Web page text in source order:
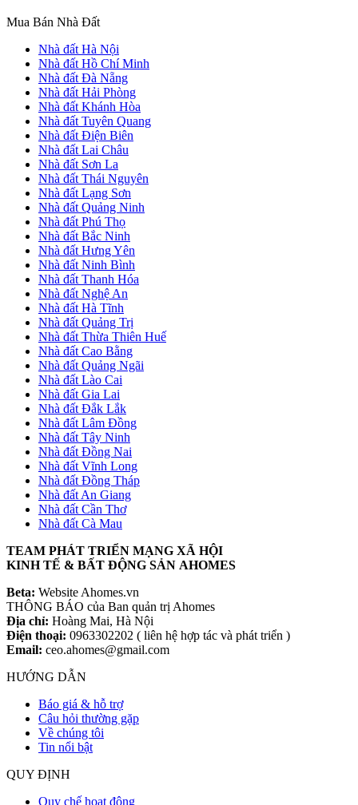
Mua Bán Nhà Đất
Nhà đất Hà Nội
Nhà đất Hồ Chí Minh
Nhà đất Đà Nẵng
Nhà đất Hải Phòng
Nhà đất Khánh Hòa
Nhà đất Tuyên Quang
Nhà đất Điện Biên
Nhà đất Lai Châu
Nhà đất Sơn La
Nhà đất Thái Nguyên
Nhà đất Lạng Sơn
Nhà đất Quảng Ninh
Nhà đất Phú Thọ
Nhà đất Bắc Ninh
Nhà đất Hưng Yên
Nhà đất Ninh Bình
Nhà đất Thanh Hóa
Nhà đất Nghệ An
Nhà đất Hà Tĩnh
Nhà đất Quảng Trị
Nhà đất Thừa Thiên Huế
Nhà đất Cao Bằng
Nhà đất Quảng Ngãi
Nhà đất Lào Cai
Nhà đất Gia Lai
Nhà đất Đắk Lắk
Nhà đất Lâm Đồng
Nhà đất Tây Ninh
Nhà đất Đồng Nai
Nhà đất Vĩnh Long
Nhà đất Đồng Tháp
Nhà đất An Giang
Nhà đất Cần Thơ
Nhà đất Cà Mau
TEAM PHÁT TRIỂN MẠNG XÃ HỘI
KINH TẾ & BẤT ĐỘNG SẢN AHOMES
Beta: Website Ahomes.vn
THÔNG BÁO của Ban quản trị Ahomes
Địa chỉ: Hoàng Mai, Hà Nội
Điện thoại: 0963302202 ( liên hệ hợp tác và phát triển )
Email: ceo.ahomes@gmail.com
HƯỚNG DẪN
Báo giá & hỗ trợ
Câu hỏi thường gặp
Về chúng tôi
Tin nổi bật
QUY ĐỊNH
Quy chế hoạt động